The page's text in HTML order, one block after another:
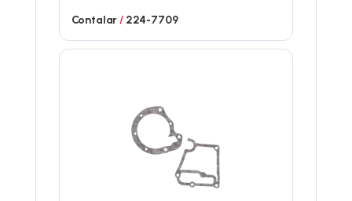
Contalar/224-7709